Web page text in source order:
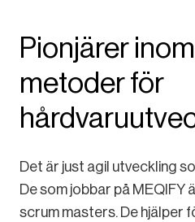
Pionjärer
metoder för
Det är just agil utveckling
De som jobbar på MEQIFY
scrum masters. De hjälper